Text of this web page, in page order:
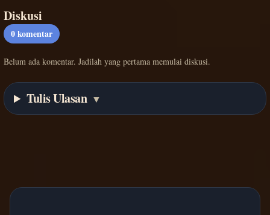
Diskusi
0komentar
Belum ada komentar. Jadilah yang pertama memulai diskusi.
Tulis Ulasan ▼